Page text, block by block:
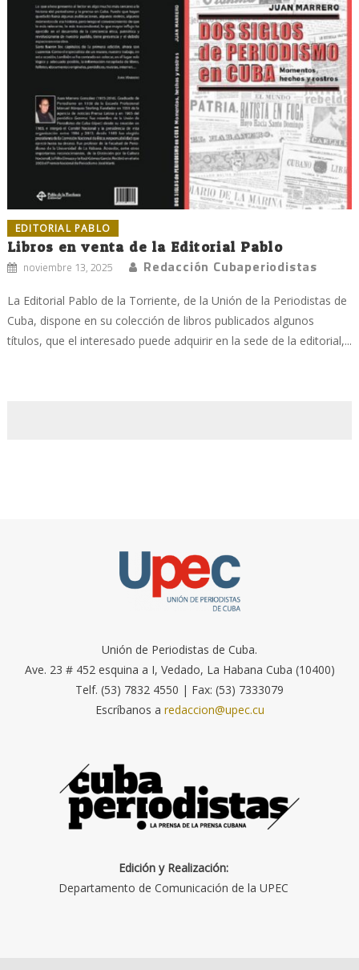
EDITORIAL PABLO
Libros en venta de la Editorial Pablo
noviembre 13, 2025 Redacción Cubaperiodistas
La Editorial Pablo de la Torriente, de la Unión de la Periodistas de
Cuba, dispone en su colección de libros publicados algunos
títulos, que el interesado puede adquirir en la sede de la editorial,...
Unión de Periodistas de Cuba.
Ave. 23 # 452 esquina a I, Vedado, La Habana Cuba (10400)
Telf. (53) 7832 4550 | Fax: (53) 7333079
Escríbanos a redaccion@upec.cu
Edición y Realización:
Departamento de Comunicación de la UPEC